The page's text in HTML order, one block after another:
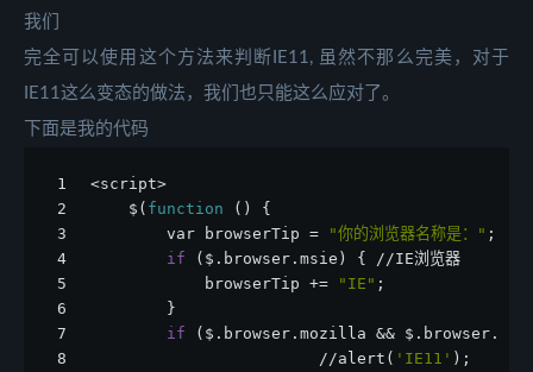
我们
完全可以使用这个方法来判断IE11, 虽然不那么完美，对于
IE11这么变态的做法，我们也只能这么应对了。
下面是我的代码
1
2
3
4
5
6
7
8
<script>
    $(
function () {
        var browserTip =
"你的浏览器名称是：" ;
if ($.browser.msie) { //IE浏览器
            browserTip +=
"IE" ;
        }
if ($.browser.mozilla &&
                        //alert(
'IE11' );